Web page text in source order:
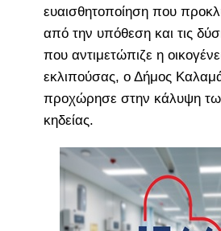
ευαισθητοποίηση που
από την υπόθεση και τις
που αντιμετώπιζε η
εκλιπούσας, ο Δήμος
προχώρησε στην κάλυψη
κηδείας.